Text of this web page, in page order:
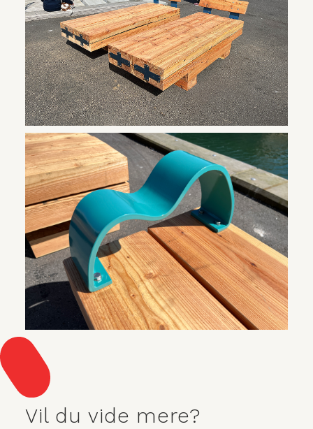
Vil du vide mere?